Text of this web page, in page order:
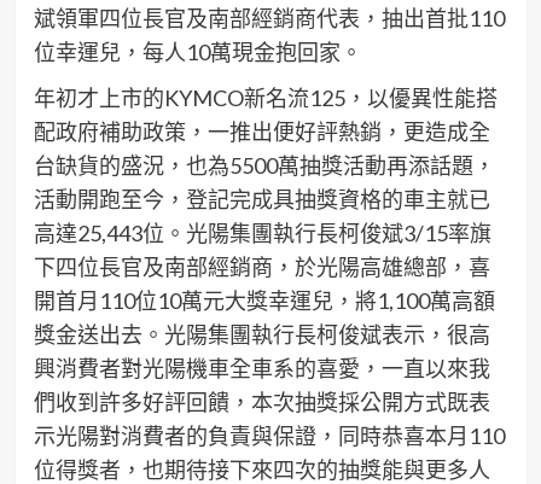
斌領軍四位長官及南部經銷商代表，抽出首批110
位幸運兒，每人10萬現金抱回家。
年初才上市的KYMCO新名流125，以優異性能搭
配政府補助政策，一推出便好評熱銷，更造成全
台缺貨的盛況，也為5500萬抽獎活動再添話題，
活動開跑至今，登記完成具抽獎資格的車主就已
高達25,443位。光陽集團執行長柯俊斌3/15率旗
下四位長官及南部經銷商，於光陽高雄總部，喜
開首月110位10萬元大獎幸運兒，將1,100萬高額
獎金送出去。光陽集團執行長柯俊斌表示，很高
興消費者對光陽機車全車系的喜愛，一直以來我
們收到許多好評回饋，本次抽獎採公開方式既表
示光陽對消費者的負責與保證，同時恭喜本月110
位得獎者，也期待接下來四次的抽獎能與更多人